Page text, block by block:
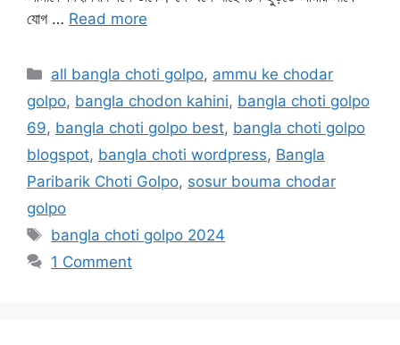
যোগ … Read more
Categories
all bangla choti golpo, ammu ke chodar
golpo, bangla chodon kahini, bangla choti golpo
69, bangla choti golpo best, bangla choti golpo
blogspot, bangla choti wordpress, Bangla
Paribarik Choti Golpo, sosur bouma chodar
golpo
Tags
bangla choti golpo 2024
1 Comment